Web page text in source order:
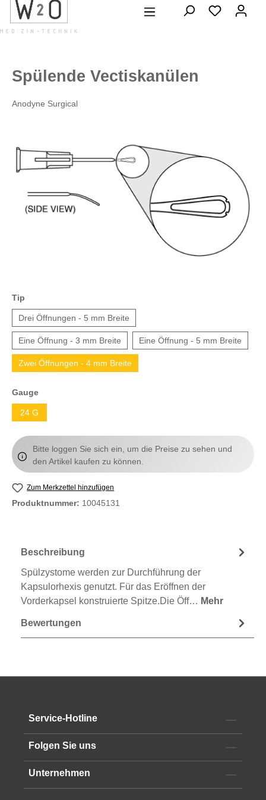
springen
Spülende Vectiskanülen
Anodyne Surgical
Tip
Drei Öffnungen - 5 mm Breite
Eine Öffnung - 3 mm Breite Eine Öffnung - 5 mm Breite
Zwei Öffnungen - 4 mm Breite
Gauge
24 G
Bitte loggen Sie sich ein, um die Preise zu sehen und
den Artikel kaufen zu können.
Zum Merkzettel hinzufügen
Produktnummer: 10045131
Beschreibung
Spülzystome werden zur Durchführung der
Kapsulorhexis genutzt. Für das Eröffnen der
Vorderkapsel konstruierte Spitze.Die Öff… Mehr
Bewertungen
Service-Hotline
Folgen Sie uns
Unternehmen